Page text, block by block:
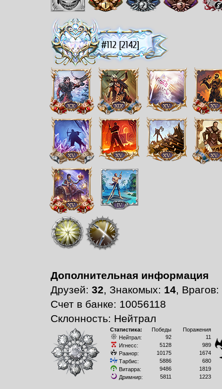
#112 [2142]
Дополнительная информация
Друзей: 32, Знакомых: 14, Врагов:
Счет в банке: 10056118
Склонность: Нейтрал
Статистика: Победы
Поражения
Нейтрал:
92
11
Игнесс:
5128
989
Раанор:
10175
1674
Тарбис:
5886
680
Витарра:
9486
1819
Дримнир:
5811 1223